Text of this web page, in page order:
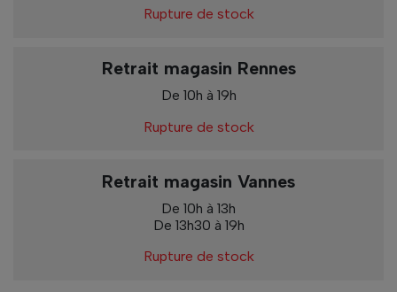
Rupture de stock
Retrait magasin Rennes
De 10h à 19h
Rupture de stock
Retrait magasin Vannes
De 10h à 13h
De 13h30 à 19h
Rupture de stock